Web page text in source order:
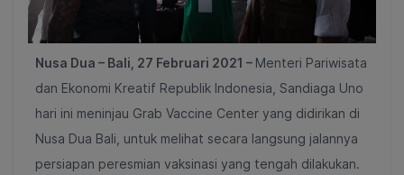
Nusa Dua – Bali, 27 Februari 2021 – Menteri Pariwisata
dan Ekonomi Kreatif Republik Indonesia, Sandiaga Uno
hari ini meninjau Grab Vaccine Center yang didirikan di
Nusa Dua Bali, untuk melihat secara langsung jalannya
persiapan peresmian vaksinasi yang tengah dilakukan.